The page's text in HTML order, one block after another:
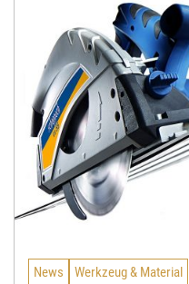
News Werkzeug & Material